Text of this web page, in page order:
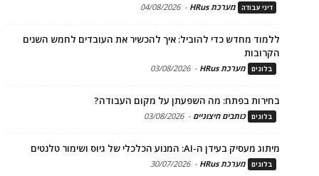
דיני עבודה מערכת HRus -
04/08/2026
ללמוד מחדש כדי להוביל: איך להכשיר את העובדים לחמש השנים
הקרובות
בלוגים מערכת HRus -
03/08/2026
בחירות בפתח: מה השפעתן על מקום העבודה?
בלוגים כותבים חיצוניים -
03/08/2026
מיתוג מעסיק בעידן ה-AI: המנוע הכלכלי של גיוס ושימור טלנטים
בלוגים מערכת HRus -
30/07/2026